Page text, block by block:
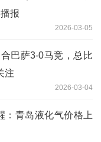
报
2026-03-05
巴萨3-0马竞，总比
注
2026-03-04
：青岛液化气价格上